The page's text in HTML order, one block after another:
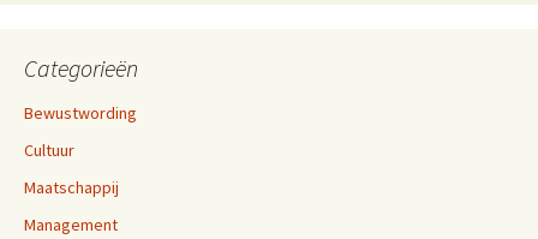
Categorieën
Bewustwording
Cultuur
Maatschappij
Management